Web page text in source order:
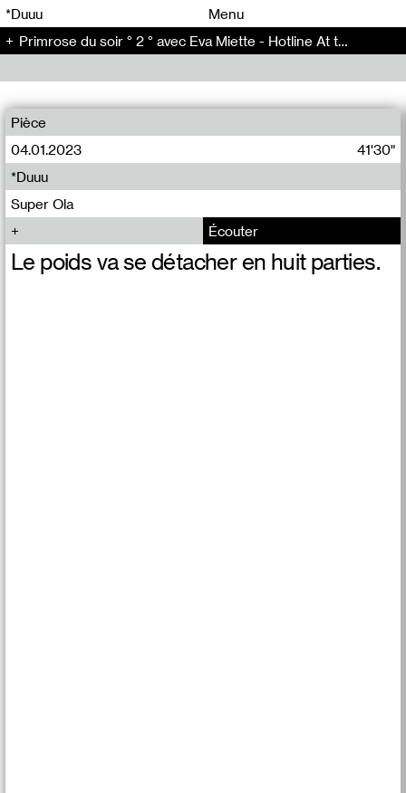
*Duuu
Menu
Primrose du soir ° 2 ° avec Eva Miette - Hotline At the same time (2)
Pièce
04.01.2023
41'30"
Super Ola
*Duuu
Écouter
Le poids va se détacher en huit parties.
00 00
00 00